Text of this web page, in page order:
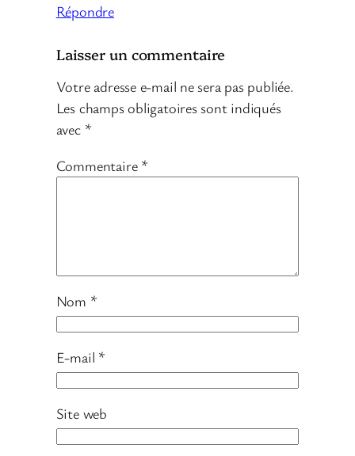
Répondre
Laisser un commentaire
Votre adresse e-mail ne sera pas publiée.
Les champs obligatoires sont indiqués
avec *
Commentaire *
Nom *
E-mail *
Site web